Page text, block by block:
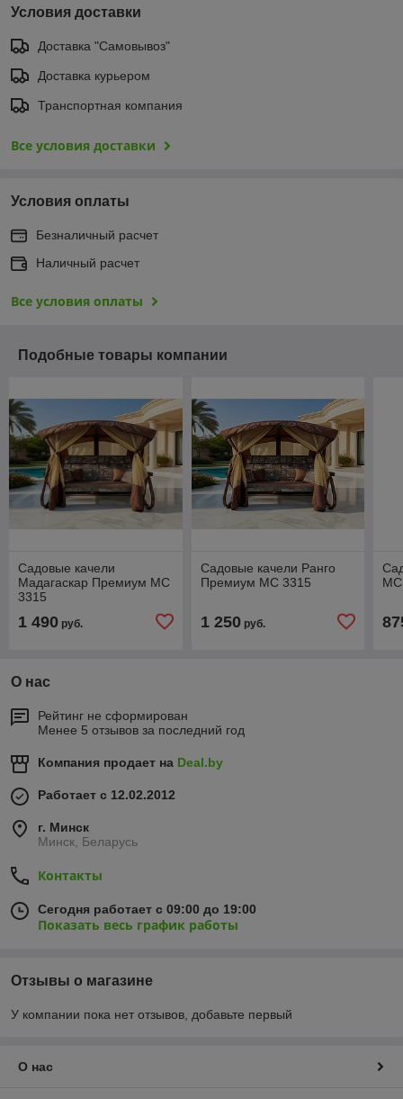
Условия доставки
Доставка "Самовывоз"
Доставка курьером
Транспортная компания
Все условия доставки
Условия оплаты
Безналичный расчет
Наличный расчет
Все условия оплаты
Подобные товары компании
Садовые качели
Мадагаскар Премиум МС
3315
1 490 руб.
Садовые качели Ранго
Премиум МС 3315
1 250руб.
О нас
Рейтинг не сформирован
Менее 5 отзывов за последний год
Компания продает на Deal.by
Работает с 12.02.2012
г. Минск
Минск, Беларусь
Контакты
Сегодня работает с 09:00 до 19:00
Показать весь график работы
Отзывы о магазине
У компании пока нет отзывов, добавьте первый
О нас